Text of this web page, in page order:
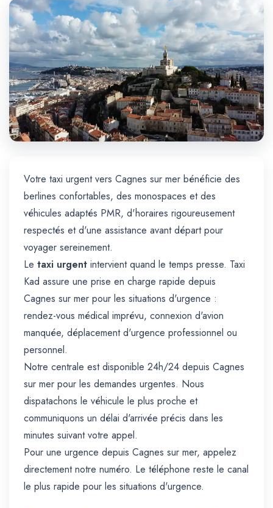
Trajet Longue Distance
Votre taxi urgent vers Cagnes sur mer bénéficie des
berlines confortables, des monospaces et des
véhicules adaptés PMR, d'horaires rigoureusement
respectés et d'une assistance avant départ pour
voyager sereinement.
Le taxi urgent intervient quand le temps presse. Taxi
Kad assure une prise en charge rapide depuis
Cagnes sur mer pour les situations d'urgence :
rendez-vous médical imprévu, connexion d'avion
manquée, déplacement d'urgence professionnel ou
personnel.
Notre centrale est disponible 24h/24 depuis Cagnes
sur mer pour les demandes urgentes. Nous
dispatachons le véhicule le plus proche et
communiquons un délai d'arrivée précis dans les
minutes suivant votre appel.
Pour une urgence depuis Cagnes sur mer, appelez
directement notre numéro. Le téléphone reste le canal
le plus rapide pour les situations d'urgence.